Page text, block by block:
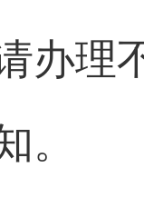
办理
。